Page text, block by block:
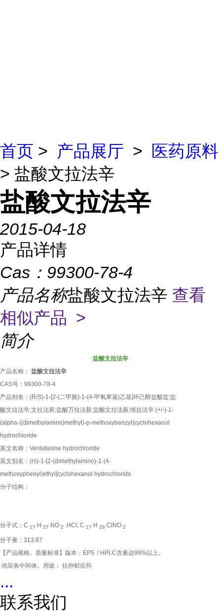
首页 > 产品展厅 >
医药原料
> 盐酸文拉法辛
盐酸文拉法辛
2015-04-18
产品详情
Cas： 99300-78-4
产品名称盐酸文拉法辛 查看
相似产品 >
简介
盐酸文拉法辛
产品名称： 盐酸文拉法辛
CAS号：99300-78-4
产品别名：(R/S)-1-[2-(二甲胺)-1-(4-甲氧苯基)乙基]环己醇盐酸盐;盐
酸文拉法辛;文拉法新;盐酸万拉法新;盐酸文拉法新;维拉法辛 (+/-)-1-
(alpha-((dimethylamino)methyl)-p-methoxybenzyl)cyclohexanol
hydrochloride
英文名称：Venlafaxine hydrochloride
英文别名：(rs)-1-[2-(dimethylamino)-1-(4-
methoxyphenyl)ethyl]cyclohexanol hydrochloride
分子结构：
分子式：C 17 H 27 NO 2 .HCl; C 17 H 28 ClNO 2
分子量：313.87
【产品规格、质量标准】版本：EP5 / HPLC含量达99%以上。
供应各中间体。用途： 抗抑郁症药
...
联系我们